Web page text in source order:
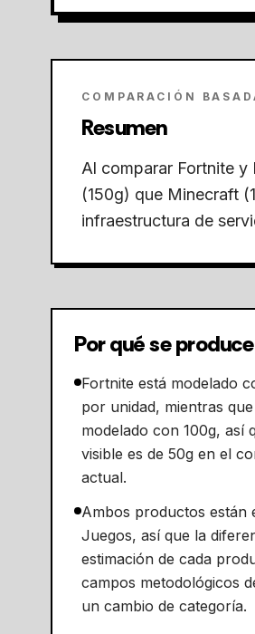
COMPARACIÓN
Resumen
Al comparar Fortnite y
(150g) que Minecraft
infraestructura de
Por qué se
Fortnite está modelado
por unidad, mientras
modelado con 100g, así
visible es de 50g en el
actual.
Ambos productos están
Juegos, así que la
estimación de cada
campos metodológicos
un cambio de categoría.